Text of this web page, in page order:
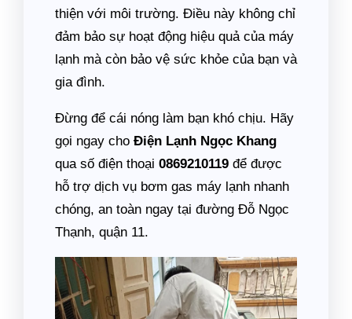
thiện với môi trường. Điều này không chỉ
đảm bảo sự hoạt động hiệu quả của máy
lạnh mà còn bảo vệ sức khỏe của bạn và
gia đình.
Đừng để cái nóng làm bạn khó chịu. Hãy
gọi ngay cho Điện Lạnh Ngọc Khang
qua số điện thoại 0869210119 để được
hỗ trợ dịch vụ bơm gas máy lạnh nhanh
chóng, an toàn ngay tại đường Đỗ Ngọc
Thạnh, quận 11.